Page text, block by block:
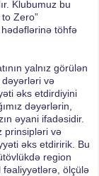
Klubumuz bu
Zero”
töhfə
yalnız görülən
dəyərləri və
əks etdirdiyini
dəyərlərin,
əyani ifadəsidir.
prinsipləri və
əks etdiririk. Bu
region
fəaliyyətlərə, ölçülə